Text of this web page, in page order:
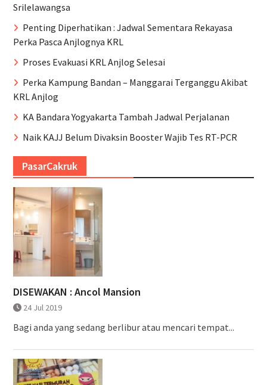
Srilelawangsa
Penting Diperhatikan : Jadwal Sementara Rekayasa
Perka Pasca Anjlognya KRL
Proses Evakuasi KRL Anjlog Selesai
Perka Kampung Bandan – Manggarai Terganggu Akibat
KRL Anjlog
KA Bandara Yogyakarta Tambah Jadwal Perjalanan
Naik KAJJ Belum Divaksin Booster Wajib Tes RT-PCR
PasarCakruk
DISEWAKAN : Ancol Mansion
24 Jul 2019
Bagi anda yang sedang berlibur atau mencari tempat...